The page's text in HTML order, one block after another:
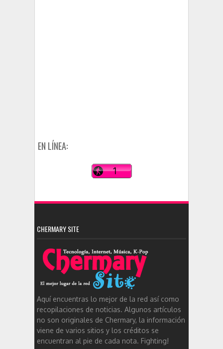
EN LÍNEA:
CHERMARY SITE
Aquí encuentras lo mejor de la red así como
recopilaciones de noticias. Algunos artículos
no son originales de Chermary, la información
viene de varios sitios y los créditos se
encuentran al pie de cada nota. Fighting!